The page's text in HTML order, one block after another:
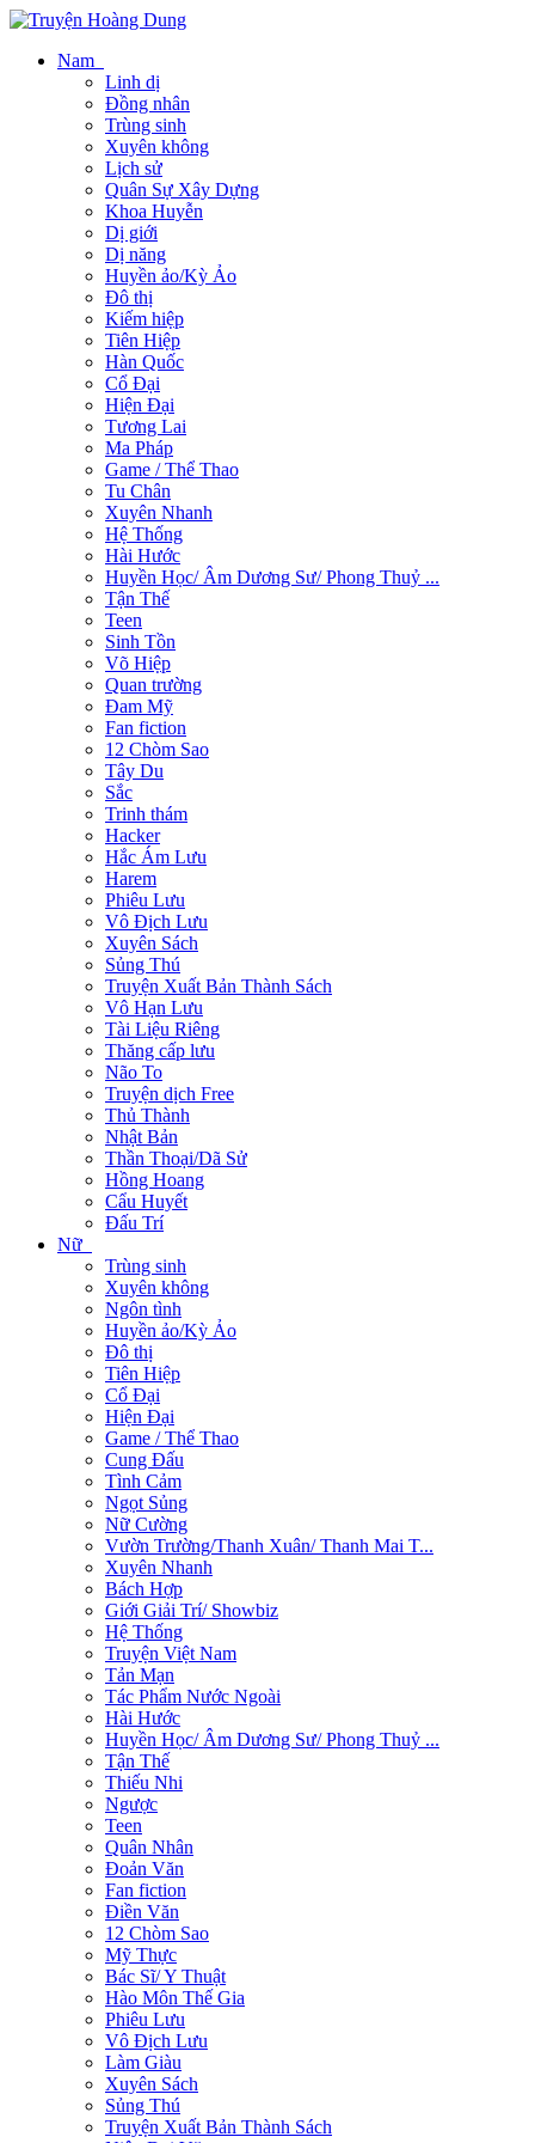
Nam
Linh dị
Đồng nhân
Trùng sinh
Xuyên không
Lịch sử
Quân Sự Xây Dựng
Khoa Huyễn
Dị giới
Dị năng
Huyền ảo/Kỳ Ảo
Đô thị
Kiếm hiệp
Tiên Hiệp
Hàn Quốc
Cổ Đại
Hiện Đại
Tương Lai
Ma Pháp
Game / Thể Thao
Tu Chân
Xuyên Nhanh
Hệ Thống
Hài Hước
Huyền Học/ Âm Dương Sư/ Phong Thuỷ ...
Tận Thế
Teen
Sinh Tồn
Võ Hiệp
Quan trường
Đam Mỹ
Fan fiction
12 Chòm Sao
Tây Du
Sắc
Trinh thám
Hacker
Hắc Ám Lưu
Harem
Phiêu Lưu
Vô Địch Lưu
Xuyên Sách
Sủng Thú
Truyện Xuất Bản Thành Sách
Vô Hạn Lưu
Tài Liệu Riêng
Thăng cấp lưu
Não To
Truyện dịch Free
Thủ Thành
Nhật Bản
Thần Thoại/Dã Sử
Hồng Hoang
Cẩu Huyết
Đấu Trí
Nữ
Trùng sinh
Xuyên không
Ngôn tình
Huyền ảo/Kỳ Ảo
Đô thị
Tiên Hiệp
Cổ Đại
Hiện Đại
Game / Thể Thao
Cung Đấu
Tình Cảm
Ngọt Sủng
Nữ Cường
Vườn Trường/Thanh Xuân/ Thanh Mai T...
Xuyên Nhanh
Bách Hợp
Giới Giải Trí/ Showbiz
Hệ Thống
Truyện Việt Nam
Tản Mạn
Tác Phẩm Nước Ngoài
Hài Hước
Huyền Học/ Âm Dương Sư/ Phong Thuỷ ...
Tận Thế
Thiếu Nhi
Ngược
Teen
Quân Nhân
Đoản Văn
Fan fiction
Điền Văn
12 Chòm Sao
Mỹ Thực
Bác Sĩ/ Y Thuật
Hào Môn Thế Gia
Phiêu Lưu
Vô Địch Lưu
Làm Giàu
Xuyên Sách
Sủng Thú
Truyện Xuất Bản Thành Sách